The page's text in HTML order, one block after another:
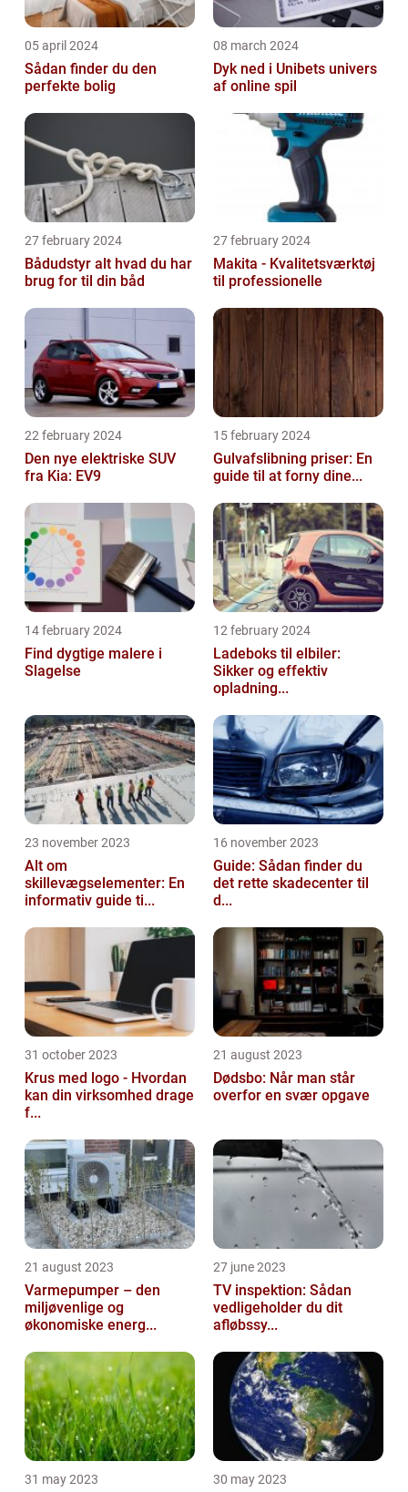
05 april 2024
Sådan finder du den
perfekte bolig
08 march 2024
Dyk ned i Unibets univers
af online spil
27 february 2024
Bådudstyr alt hvad du har
brug for til din båd
27 february 2024
Makita - Kvalitetsværktøj
til professionelle
22 february 2024
Den nye elektriske SUV
fra Kia: EV9
15 february 2024
Gulvafslibning priser: En
guide til at forny dine...
14 february 2024
Find dygtige malere i
Slagelse
12 february 2024
Ladeboks til elbiler:
Sikker og effektiv
opladning...
23 november 2023
Alt om
skillevægselementer: En
informativ guide ti...
16 november 2023
Guide: Sådan finder du
det rette skadecenter til
d...
31 october 2023
Krus med logo - Hvordan
kan din virksomhed drage
f...
21 august 2023
Dødsbo: Når man står
overfor en svær opgave
21 august 2023
Varmepumper – den
miljøvenlige og
økonomiske energ...
27 june 2023
TV inspektion: Sådan
vedligeholder du dit
afløbssy...
31 may 2023 30 may 2023